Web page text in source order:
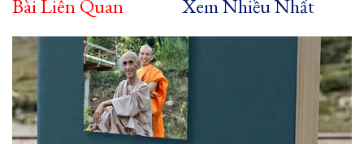
Bài Liên Quan Xem Nhiều Nhất